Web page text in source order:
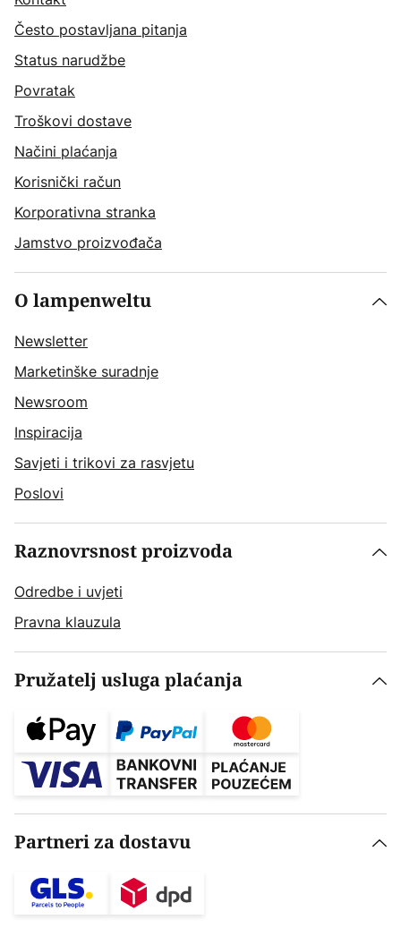
Često postavljana pitanja
Status narudžbe
Povratak
Troškovi dostave
Načini plaćanja
Korisnički račun
Korporativna stranka
Jamstvo proizvođača
O lampenweltu
Newsletter
Marketinške suradnje
Newsroom
Inspiracija
Savjeti i trikovi za rasvjetu
Poslovi
Raznovrsnost proizvoda
Odredbe i uvjeti
Pravna klauzula
Pružatelj usluga plaćanja
Partneri za dostavu